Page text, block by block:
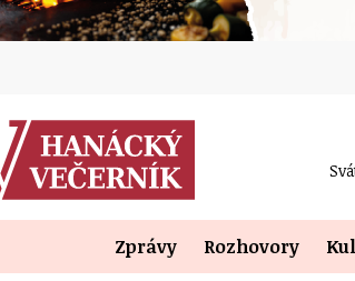
Zprávy Rozhovory